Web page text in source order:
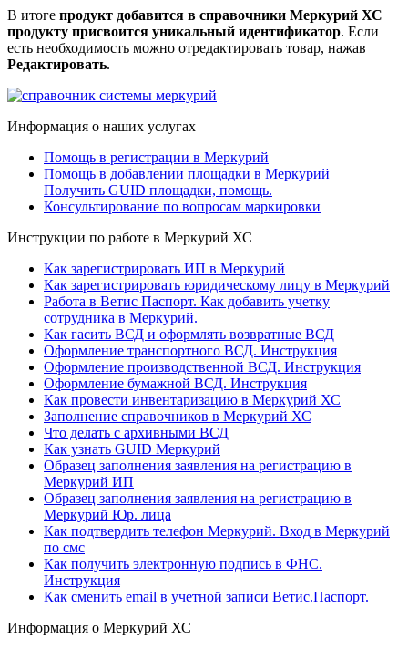
В итоге продукт добавится в справочники Меркурий ХС
продукту присвоится уникальный идентификатор. Если
есть необходимость можно отредактировать товар, нажав
Редактировать.
Информация о наших услугах
Помощь в регистрации в Меркурий
Помощь в добавлении площадки в Меркурий
Получить GUID площадки, помощь.
Консультирование по вопросам маркировки
Инструкции по работе в Меркурий ХС
Как зарегистрировать ИП в Меркурий
Как зарегистрировать юридическому лицу в Меркурий
Работа в Ветис Паспорт. Как добавить учетку
сотрудника в Меркурий.
Как гасить ВСД и оформлять возвратные ВСД
Оформление транспортного ВСД. Инструкция
Оформление производственной ВСД. Инструкция
Оформление бумажной ВСД. Инструкция
Как провести инвентаризацию в Меркурий ХС
Заполнение справочников в Меркурий ХС
Что делать с архивными ВСД
Как узнать GUID Меркурий
Образец заполнения заявления на регистрацию в
Меркурий ИП
Образец заполнения заявления на регистрацию в
Меркурий Юр. лица
Как подтвердить телефон Меркурий. Вход в Меркурий
по смс
Как получить электронную подпись в ФНС.
Инструкция
Как сменить email в учетной записи Ветис.Паспорт.
Информация о Меркурий ХС